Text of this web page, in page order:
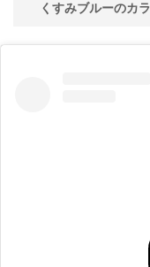
くすみブルーのカ